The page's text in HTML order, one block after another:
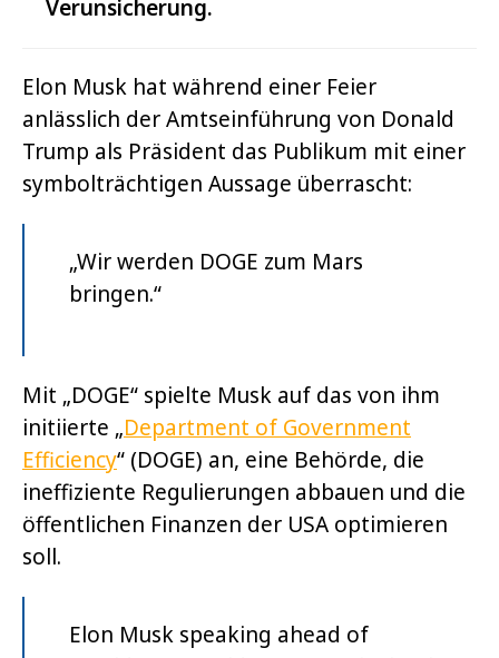
Verunsicherung.
Elon Musk hat während einer Feier
anlässlich der Amtseinführung von Donald
Trump als Präsident das Publikum mit einer
symbolträchtigen Aussage überrascht:
„Wir werden DOGE zum Mars
bringen.“
Mit „DOGE“ spielte Musk auf das von ihm
initiierte „Department of Government
Efficiency“ (DOGE) an, eine Behörde, die
ineffiziente Regulierungen abbauen und die
öffentlichen Finanzen der USA optimieren
soll.
Elon Musk speaking ahead of